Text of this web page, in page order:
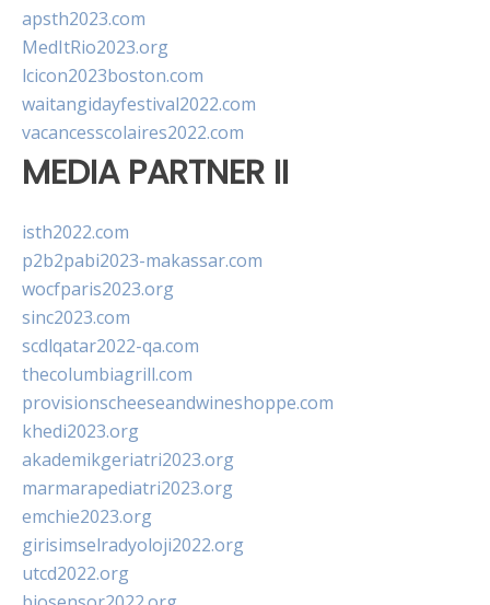
apsth2023.com
MedItRio2023.org
lcicon2023boston.com
waitangidayfestival2022.com
vacancesscolaires2022.com
MEDIA PARTNER II
isth2022.com
p2b2pabi2023-makassar.com
wocfparis2023.org
sinc2023.com
scdlqatar2022-qa.com
thecolumbiagrill.com
provisionscheeseandwineshoppe.com
khedi2023.org
akademikgeriatri2023.org
marmarapediatri2023.org
emchie2023.org
girisimselradyoloji2022.org
utcd2022.org